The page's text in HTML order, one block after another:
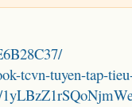
tcvn-tuyen-tap-